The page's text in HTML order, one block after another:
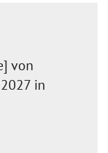
von
in